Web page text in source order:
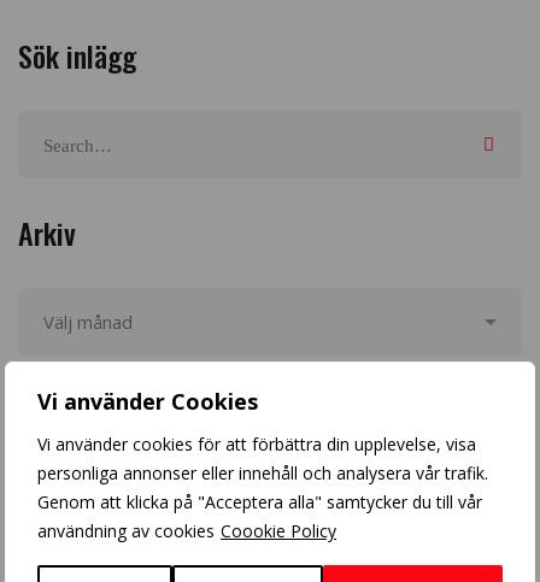
Vi använder Cookies
Vi använder cookies för att förbättra din upplevelse, visa
personliga annonser eller innehåll och analysera vår trafik.
Genom att klicka på "Acceptera alla" samtycker du till vår
användning av cookies Coookie Policy
Sök inlägg
Arkiv
Populära inlägg
Crazy Color